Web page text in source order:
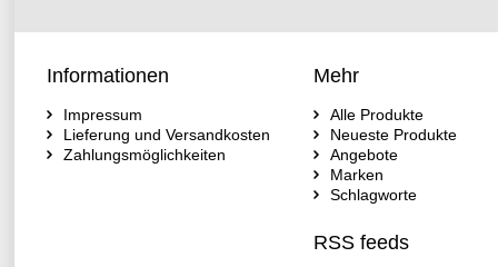
Informationen
Impressum
Lieferung und Versandkosten
Zahlungsmöglichkeiten
Mehr
Alle Produkte
Neueste Produkte
Angebote
Marken
Schlagworte
RSS feeds